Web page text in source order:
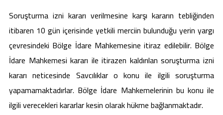
Soruşturma izni kararı verilmesine karşı kararın tebliğinden
itibaren 10 gün içerisinde yetkili merciin bulunduğu yerin yargı
çevresindeki Bölge İdare Mahkemesine itiraz edilebilir. Bölge
İdare Mahkemesi kararı ile itirazen kaldırılan soruşturma izni
kararı neticesinde Savcılıklar o konu ile ilgili soruşturma
yapamamaktadırlar. Bölge İdare Mahkemelerinin bu konu ile
ilgili verecekleri kararlar kesin olarak hükme bağlanmaktadır.